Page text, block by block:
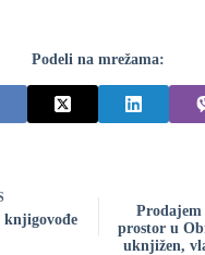
Podeli na mrežama:
knjigovođe
Prodajem
prostor u
uknjižen,